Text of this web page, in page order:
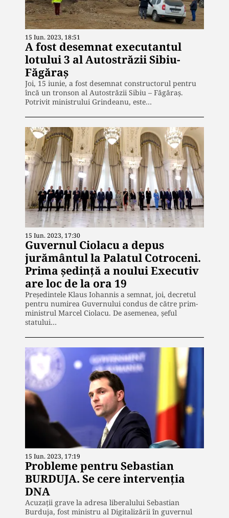
15 Iun. 2023, 18:51
A fost desemnat executantul
lotului 3 al Autostrăzii Sibiu-
Făgăraș
Joi, 15 iunie, a fost desemnat constructorul pentru
încă un tronson al Autostrăzii Sibiu – Făgăraş.
Potrivit ministrului Grindeanu, este…
15 Iun. 2023, 17:30
Guvernul Ciolacu a depus
jurământul la Palatul Cotroceni.
Prima şedinţă a noului Executiv
are loc de la ora 19
Preşedintele Klaus Iohannis a semnat, joi, decretul
pentru numirea Guvernului condus de către prim-
ministrul Marcel Ciolacu. De asemenea, şeful
statului…
15 Iun. 2023, 17:19
Probleme pentru Sebastian
BURDUJA. Se cere intervenția
DNA
Acuzații grave la adresa liberalului Sebastian
Burduja, fost ministru al Digitalizării în guvernul